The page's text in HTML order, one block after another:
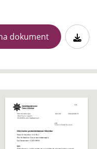
dokument